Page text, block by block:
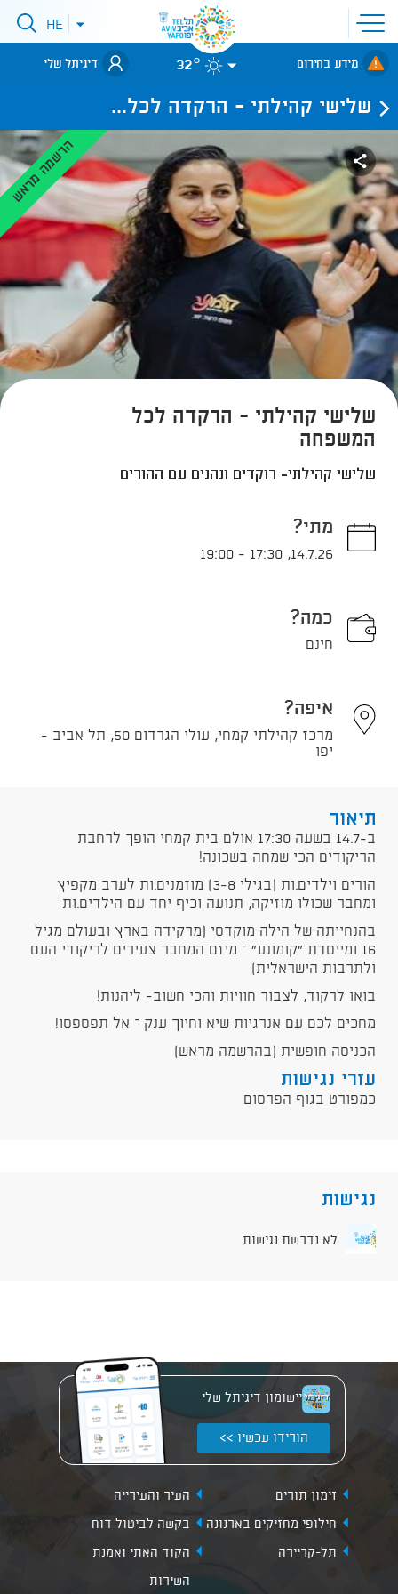
פתיחת
תפריט
אתר
לאתר עיריית
תל-אביב
פתיחתHE
מידע בחירום 32° דיגיתל שלי
שלישי קהילתי - הרקדה לכל...
הרשמה מראש
שלישי קהילתי - הרקדה לכל
המשפחה
שלישי קהילתי- רוקדים ונהנים עם ההורים
מתי?
14.7.26
,
17:30
-
19:00
כמה?
חינם
איפה?
מרכז קהילתי קמחי, עולי הגרדום 50, תל אביב -
יפו
תיאור
ב-14.7 בשעה 17:30 אולם בית קמחי הופך לרחבת
הריקודים הכי שמחה בשכונה!
הורים וילדים.ות (בגילי 3-8) מוזמנים.ות לערב מקפיץ
ומחבר שכולו מוזיקה, תנועה וכיף יחד עם הילדים.ות
בהנחייתה של הילה מוקדסי (מרקידה בארץ ובעולם מגיל
16 ומייסדת "קומונע" – מיזם המחבר צעירים לריקודי העם
ולתרבות הישראלית)
בואו לרקוד, לצבור חוויות והכי חשוב- ליהנות!
מחכים לכם עם אנרגיות שיא וחיוך ענק – אל תפספסו!
הכניסה חופשית (בהרשמה מראש)
עזרי נגישות
כמפורט בגוף הפרסום
נגישות
לא נדרשת נגישות
יישומון דיגיתל שלי
הורידו עכשיו >>
זימון תורים
העיר והעירייה
חילופי מחזיקים בארנונה
בקשה לביטול דוח
תל-קריירה
הקוד האתי ואמנת
השירות